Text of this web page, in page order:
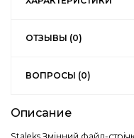
ОТЗЫВЫ (0)
ВОПРОСЫ (0)
Описание